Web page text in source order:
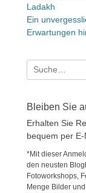
Ladakh
Ein
Erwartungen
Suche
nach:
Bleiben Sie
Erhalten Sie
bequem per E-
*Mit dieser
den neusten
Fotoworkshops,
Menge Bilder